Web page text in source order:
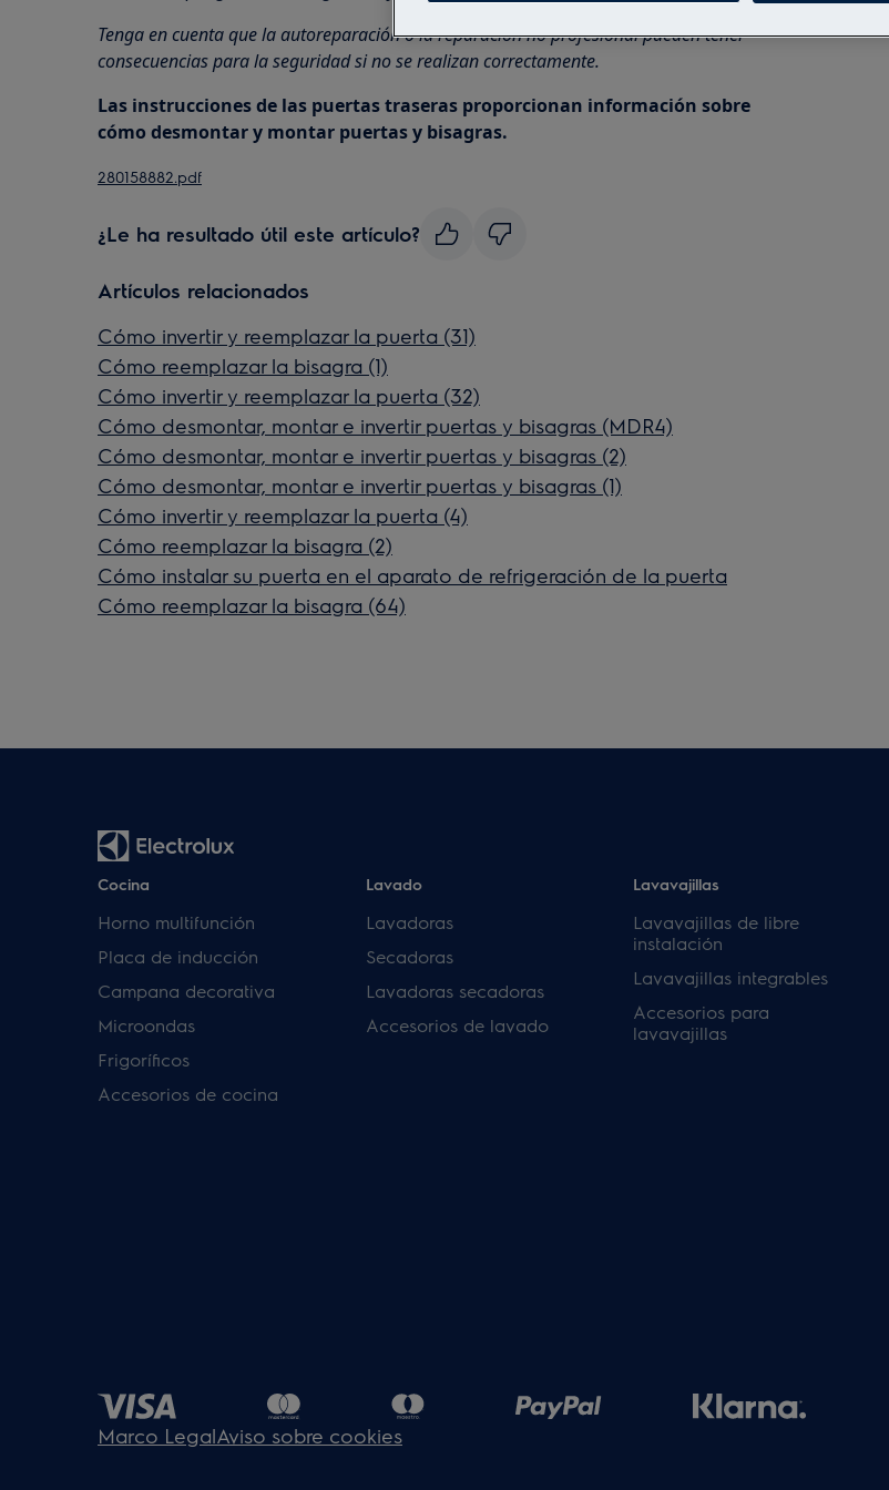
Tenga en cuenta que la autoreparación o la reparación no profesional pueden tener
consecuencias para la seguridad si no se realizan correctamente.
Las instrucciones de las puertas traseras proporcionan información sobre
cómo desmontar y montar puertas y bisagras.
280158882.pdf
¿Le ha resultado útil este artículo?
Artículos relacionados
Cómo invertir y reemplazar la puerta (31)
Cómo reemplazar la bisagra (1)
Cómo invertir y reemplazar la puerta (32)
Cómo desmontar, montar e invertir puertas y bisagras (MDR4)
Cómo desmontar, montar e invertir puertas y bisagras (2)
Cómo desmontar, montar e invertir puertas y bisagras (1)
Cómo invertir y reemplazar la puerta (4)
Cómo reemplazar la bisagra (2)
Cómo instalar su puerta en el aparato de refrigeración de la puerta
Cómo reemplazar la bisagra (64)
Cocina
Horno multifunción
Placa de inducción
Campana decorativa
Microondas
Frigoríficos
Accesorios de cocina
Lavado
Lavadoras
Secadoras
Lavadoras secadoras
Accesorios de lavado
Lavavajillas
Lavavajillas de libre
instalación
Lavavajillas integrables
Accesorios para
lavavajillas
Marco LegalAviso sobre cookies